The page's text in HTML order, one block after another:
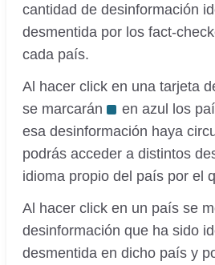
cantidad de desinformación
desmentida por los fact-
cada país.
Al hacer click en una tarjeta
se marcarán
en azul los
esa desinformación haya
podrás acceder a distintos
idioma propio del país por el
Al hacer click en un país se
desinformación que ha sido
desmentida en dicho país y